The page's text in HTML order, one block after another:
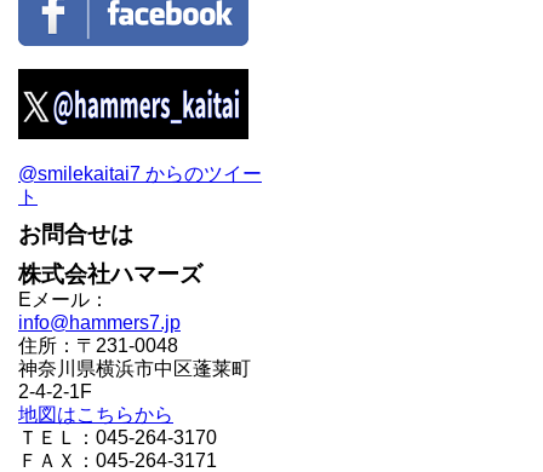
@smilekaitai7 からのツイー
ト
お問合せは
株式会社ハマーズ
Eメール：
info@hammers7.jp
住所：〒231-0048
神奈川県横浜市中区蓬莱町
2-4-2-1F
地図はこちらから
ＴＥＬ：045-264-3170
ＦＡＸ：045-264-3171